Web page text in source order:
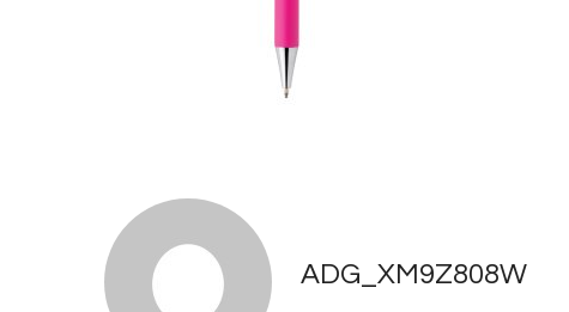
ADG_XM9Z808W